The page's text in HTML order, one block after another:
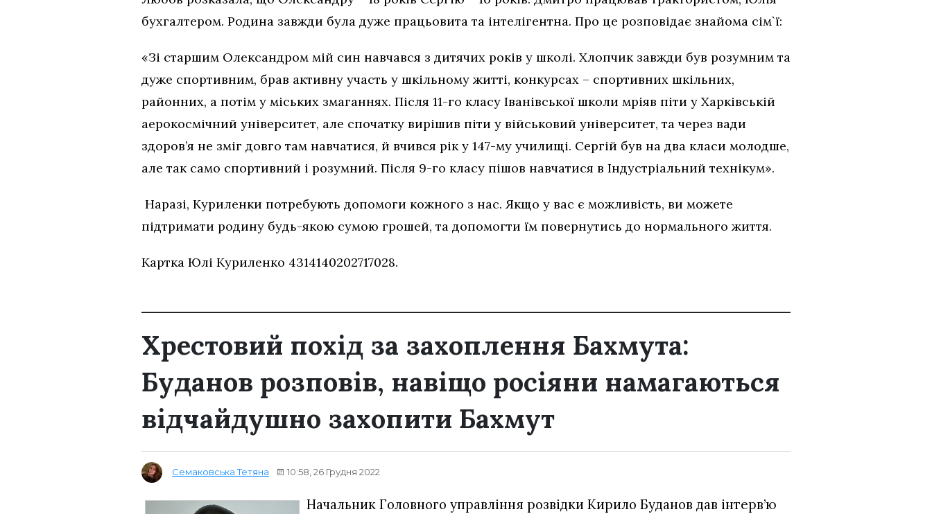
бухгалтером. Родина завжди була дуже працьовита та інтелігентна. Про це розповідає знайома сім`ї:
«Зі старшим Олександром мій син навчався з дитячих років у школі. Хлопчик завжди був розумним та
дуже спортивним, брав активну участь у шкільному житті, конкурсах – спортивних шкільних,
районних, а потім у міських змаганнях. Після 11-го класу Іванівської школи мріяв піти у Харківській
аерокосмічний університет, але спочатку вирішив піти у військовий університет, та через вади
здоров’я не зміг довго там навчатися, й вчився рік у 147-му училищі. Сергій був на два класи молодше,
але так само спортивний і розумний. Після 9-го класу пішов навчатися в Індустріальний технікум».
Наразі, Куриленки потребують допомоги кожного з нас. Якщо у вас є можливість, ви можете
підтримати родину будь-якою сумою грошей, та допомогти їм повернутись до нормального життя.
Картка Юлі Куриленко 4314140202717028.
Хрестовий похід за захоплення Бахмута:
Буданов розповів, навіщо росіяни намагаються
відчайдушно захопити Бахмут
Семаковська Тетяна 10:58, 26 Грудня 2022
Начальник Головного управління розвідки Кирило Буданов дав інтерв’ю